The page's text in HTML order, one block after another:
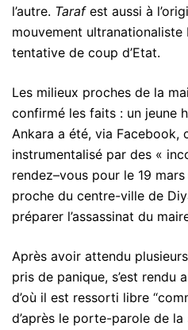
l’autre. Tarafest aussi à
mouvement ultranationaliste
tentative de coup d’Etat.
Les milieux proches de la
confirmé les faits : un jeune
Ankara a été, via Facebook,
instrumentalisé par des «
rendez–vous pour le 19
proche du centre-ville de
préparer l’assassinat du
Après avoir attendu
pris de panique, s’est rendu
d’où il est ressorti libre
d’après le porte-parole de la